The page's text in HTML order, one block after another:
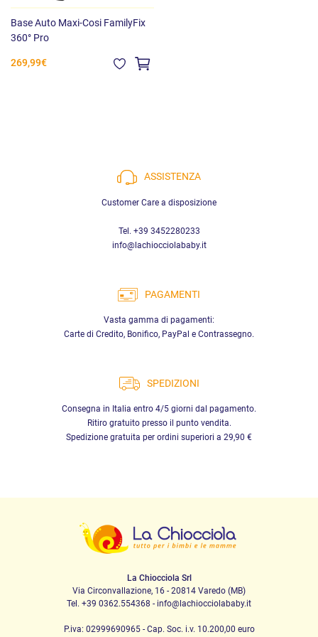
Base Auto Maxi-Cosi FamilyFix
360° Pro
269,99€
ASSISTENZA
Customer Care a disposizione
Tel. +39 3452280233
info@lachiocciolababy.it
PAGAMENTI
Vasta gamma di pagamenti:
Carte di Credito, Bonifico, PayPal e Contrassegno.
SPEDIZIONI
Consegna in Italia entro 4/5 giorni dal pagamento.
Ritiro gratuito presso il punto vendita.
Spedizione gratuita per ordini superiori a 29,90 €
La Chiocciola Srl
Via Circonvallazione, 16 - 20814 Varedo (MB)
Tel. +39 0362.554368 - info@lachiocciolababy.it
P.iva: 02999690965 - Cap. Soc. i.v. 10.200,00 euro